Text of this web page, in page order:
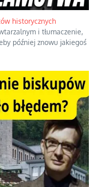
historycznych
i tłumaczenie,
później znowu jakiegoś